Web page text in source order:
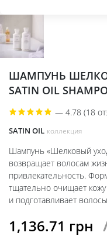
ШАМПУНЬ
SATIN OIL
— 4.78 (18
SATIN OIL коллекция
Шампунь «Шелковый
возвращает волосам
привлекательность.
тщательно очищает
и подготавливает
1,136.71 грн